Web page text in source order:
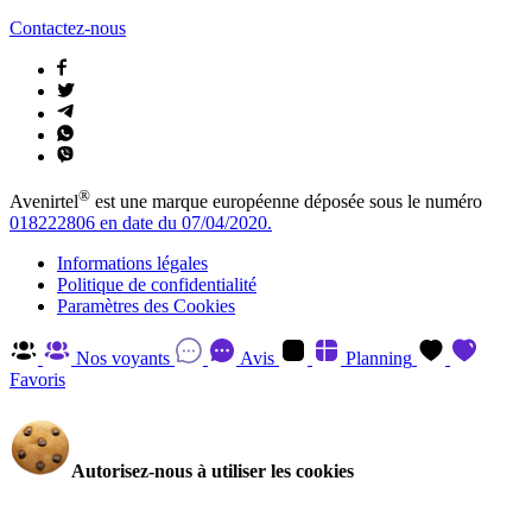
Contactez-nous
Avenirtel® est une marque européenne déposée sous le numéro
018222806 en date du 07/04/2020.
Informations légales
Politique de confidentialité
Paramètres des Cookies
Nos voyants Avis
Planning
Favoris
Autorisez-nous à utiliser les cookies